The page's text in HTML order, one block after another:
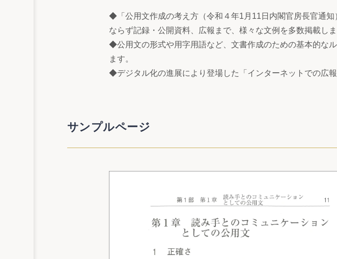
◆「公用文作成の考え方（令和４年1月11日内閣官房長官通
ならず記録・公開資料、広報まで、様々な文例を多数掲載しま
◆公用文の形式や用字用語など、文書作成のための基本的な
ます。
◆デジタル化の進展により登場した「インターネットでの広
サンプルページ